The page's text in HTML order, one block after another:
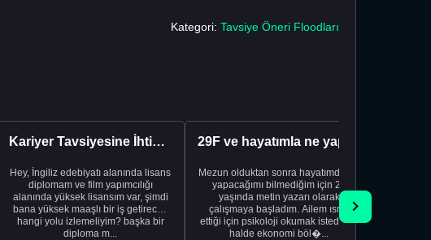
Kategori: Tavsiye Öneri Floodları
Kariyer Tavsiyesine İhtiyacınız Var
Hey, İngiliz edebiyatı alanında lisans
diplomam ve film yapımcılığı
alanında yüksek lisansım var, şimdi
bana yüksek maaşlı bir iş getirecek
hangi yolu izlemeliyim? başka bir
diploma m...
Mezun olduktan sonra hayatımda ne
yapacağımı bilmediğim için 20
yaşında metin yazarı olarak
çalışmaya başladım. Ailem ısrar
ettiği için psikoloji okumak istediğim
halde ekonomi böl�...